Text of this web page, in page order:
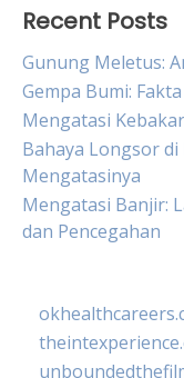
Recent Posts
Gunung Meletus:
Gempa Bumi:
Mengatasi
Bahaya Longsor di
Mengatasinya
Mengatasi Banjir:
dan Pencegahan